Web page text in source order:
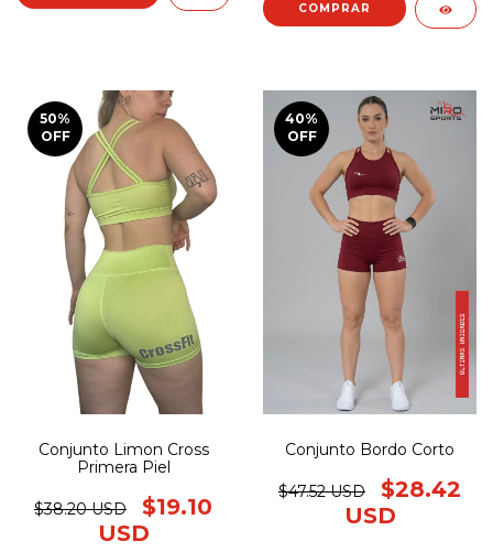
COMPRAR
50%
OFF
Conjunto Limon Cross
Primera Piel
$38.20 USD
$19.10
USD
40%
OFF
Conjunto Bordo Corto
$47.52 USD
$28.42
USD